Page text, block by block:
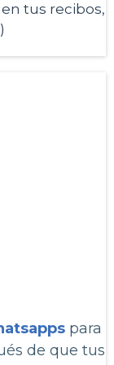
tus recibos,
para
de que tus